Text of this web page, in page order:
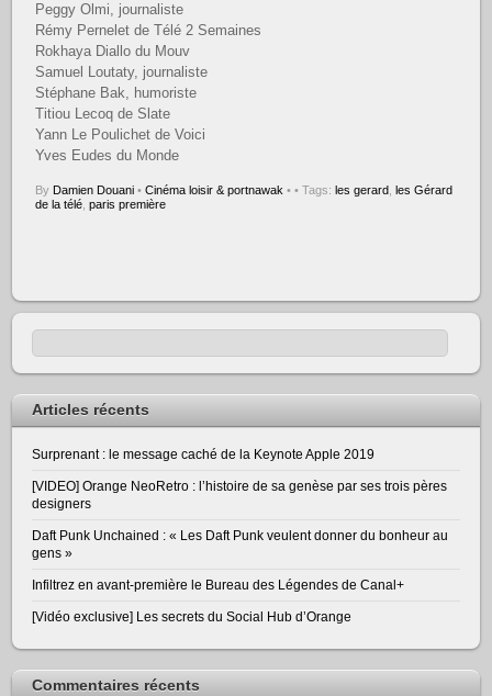
Peggy Olmi, journaliste
Rémy Pernelet de Télé 2 Semaines
Rokhaya Diallo du Mouv
Samuel Loutaty, journaliste
Stéphane Bak, humoriste
Titiou Lecoq de Slate
Yann Le Poulichet de Voici
Yves Eudes du Monde
By Damien Douani • Cinéma loisir & portnawak • • Tags:les gerard ,les Gérard
de la télé ,paris première
Articles récents
Surprenant : le message caché de la Keynote Apple 2019
[VIDEO] Orange NeoRetro : l’histoire de sa genèse par ses trois pères
designers
Daft Punk Unchained : « Les Daft Punk veulent donner du bonheur au
gens »
Infiltrez en avant-première le Bureau des Légendes de Canal+
[Vidéo exclusive] Les secrets du Social Hub d’Orange
Commentaires récents